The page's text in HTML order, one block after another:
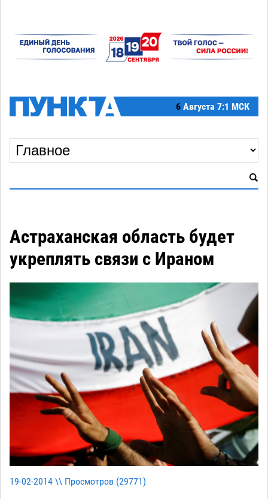
6 Августа 7:1 МСК
Астраханская область будет
укреплять связи с Ираном
19-02-2014 \\ Просмотров (29771)